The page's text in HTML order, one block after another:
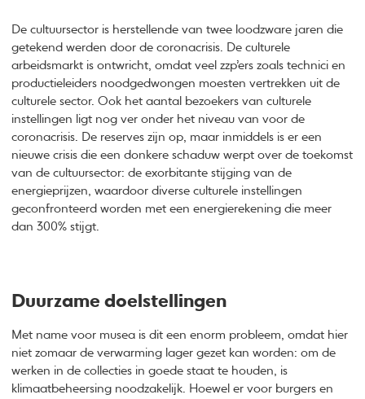
De cultuursector is herstellende van twee loodzware jaren die
getekend werden door de coronacrisis. De culturele
arbeidsmarkt is ontwricht, omdat veel zzp’ers zoals technici en
productieleiders noodgedwongen moesten vertrekken uit de
culturele sector. Ook het aantal bezoekers van culturele
instellingen ligt nog ver onder het niveau van voor de
coronacrisis. De reserves zijn op, maar inmiddels is er een
nieuwe crisis die een donkere schaduw werpt over de toekomst
van de cultuursector: de exorbitante stijging van de
energieprijzen, waardoor diverse culturele instellingen
geconfronteerd worden met een energierekening die meer
dan 300% stijgt.
Duurzame doelstellingen
Met name voor musea is dit een enorm probleem, omdat hier
niet zomaar de verwarming lager gezet kan worden: om de
werken in de collecties in goede staat te houden, is
klimaatbeheersing noodzakelijk. Hoewel er voor burgers en